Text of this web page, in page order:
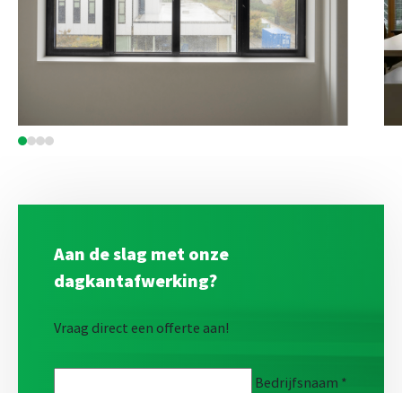
Aan de slag met onze
dagkantafwerking?
Vraag direct een offerte aan!
Bedrijfsnaam *